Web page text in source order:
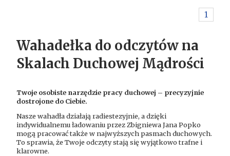
1
Wahadełka do odczytów na
Skalach Duchowej Mądrości
Twoje osobiste narzędzie pracy duchowej – precyzyjnie
dostrojone do Ciebie.
Nasze wahadła działają radiestezyjnie, a dzięki
indywidualnemu ładowaniu przez Zbigniewa Jana Popko
mogą pracować także w najwyższych pasmach duchowych.
To sprawia, że Twoje odczyty stają się wyjątkowo trafne i
klarowne.